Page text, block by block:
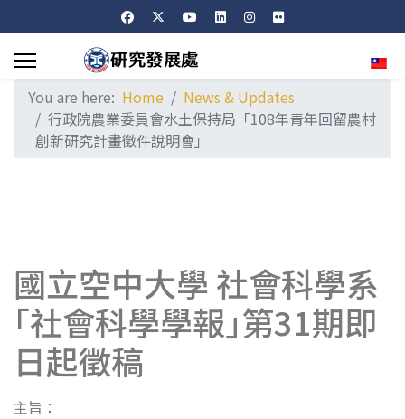
You are here: Home
News & Updates
行政院農業委員會水土保持局「108年青年回留農村
創新研究計畫徵件說明會」
國立空中大學 社會科學系
｢社會科學學報｣第31期即
日起徵稿
主旨：